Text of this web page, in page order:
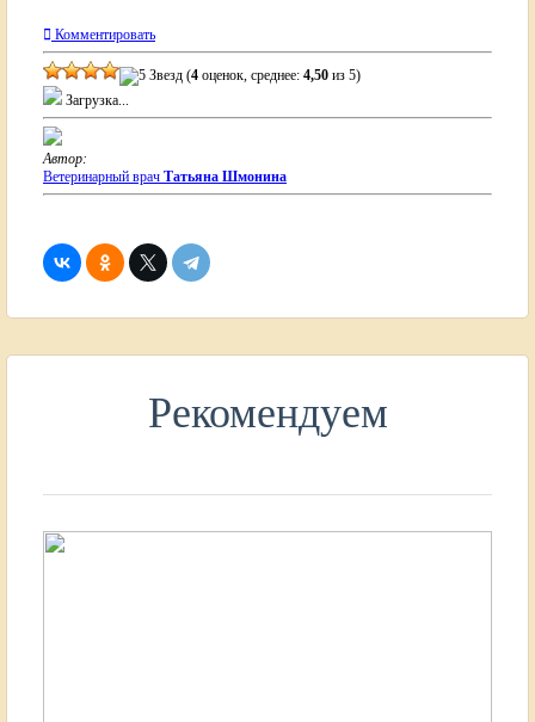
Комментировать
(4 оценок, среднее: 4,50 из 5)
Загрузка...
Автор:
Ветеринарный врач Татьяна Шмонина
Рекомендуем